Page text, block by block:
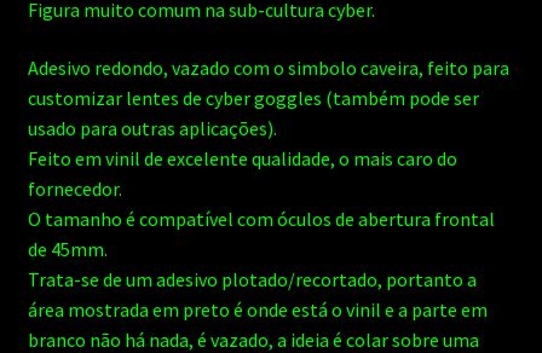
Figura muito comum na sub-cultura cyber.
Adesivo redondo, vazado com o simbolo caveira, feito para
customizar lentes de cyber goggles (também pode ser
usado para outras aplicações).
Feito em vinil de excelente qualidade, o mais caro do
fornecedor.
O tamanho é compatível com óculos de abertura frontal
de 45mm.
Trata-se de um adesivo plotado/recortado, portanto a
área mostrada em preto é onde está o vinil e a parte em
branco não há nada, é vazado, a ideia é colar sobre uma